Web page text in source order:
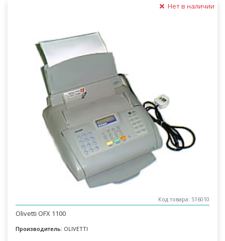
Нет в наличии
Код товара: 516010
Olivetti OFX 1100
Производитель: OLIVETTI